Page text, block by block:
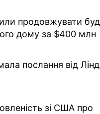
продовжувати
дому за $400 млн
послання від
зі США про